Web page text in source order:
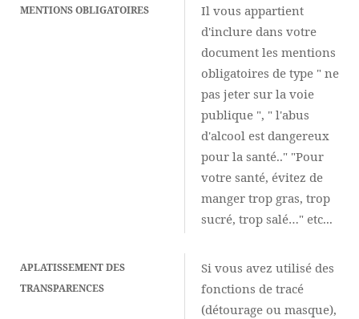
MENTIONS OBLIGATOIRES
Il vous appartient
d'inclure dans votre
document les mentions
obligatoires de type " ne
pas jeter sur la voie
publique ", " l'abus
d'alcool est dangereux
pour la santé.." "Pour
votre santé, évitez de
manger trop gras, trop
sucré, trop salé…" etc...
APLATISSEMENT DES
TRANSPARENCES
Si vous avez utilisé des
fonctions de tracé
(détourage ou masque),